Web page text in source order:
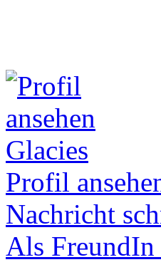
Glacies
Profil
Nachricht
Als